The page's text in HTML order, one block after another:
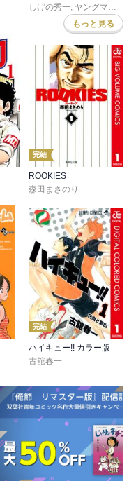
しげの秀一 ヤングマガジン編集部
もっと見る
完結
ROOKIES
森田まさのり
完結
ハイキュー!! カラー版
古舘春一